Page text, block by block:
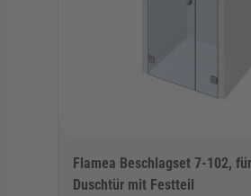
Flamea Beschlagset 7-102,
Duschtür mit Festteil